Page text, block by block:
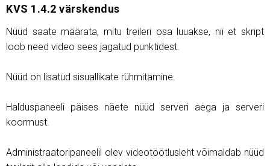
KVS 1.4.2 värskendus
Nüüd saate määrata, mitu treileri osa luuakse, nii et skript
loob need video sees jagatud punktidest.
Nüüd on lisatud sisuallikate rühmitamine.
Halduspaneeli päises näete nüüd serveri aega ja serveri
koormust.
Administraatoripaneelil olev videotöötlusleht võimaldab nüüd